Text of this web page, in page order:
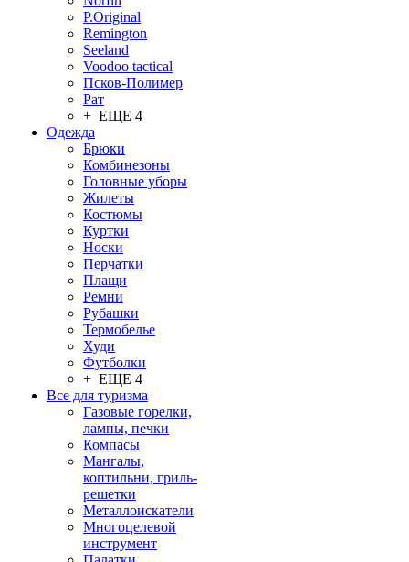
P.Original
Remington
Seeland
Voodoo tactical
Псков-Полимер
Рат
+ ЕЩЕ 4
Одежда
Брюки
Комбинезоны
Головные уборы
Жилеты
Костюмы
Куртки
Носки
Перчатки
Плащи
Ремни
Рубашки
Термобелье
Худи
Футболки
+ ЕЩЕ 4
Все для туризма
Газовые горелки,
лампы, печки
Компасы
Мангалы,
коптильни, гриль-
решетки
Металлоискатели
Многоцелевой
инструмент